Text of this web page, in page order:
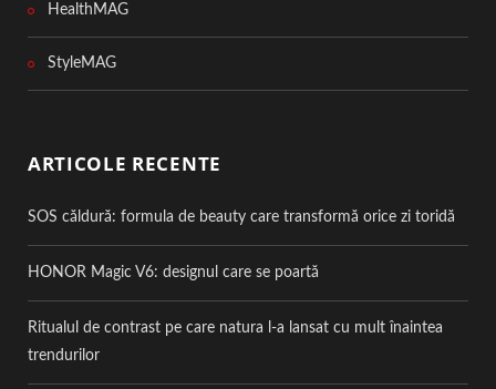
HealthMAG
StyleMAG
ARTICOLE RECENTE
SOS căldură: formula de beauty care transformă orice zi toridă
HONOR Magic V6: designul care se poartă
Ritualul de contrast pe care natura l-a lansat cu mult înaintea
trendurilor